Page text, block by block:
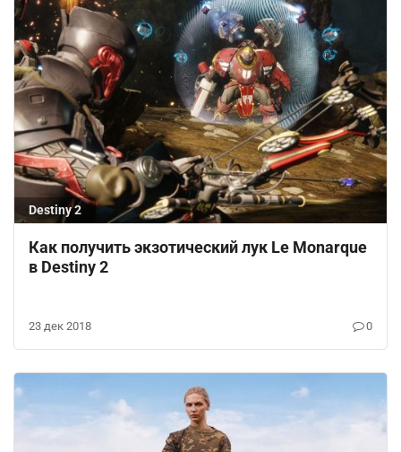
Destiny 2
Как получить экзотический лук Le Monarque
в Destiny 2
23 дек 2018 0